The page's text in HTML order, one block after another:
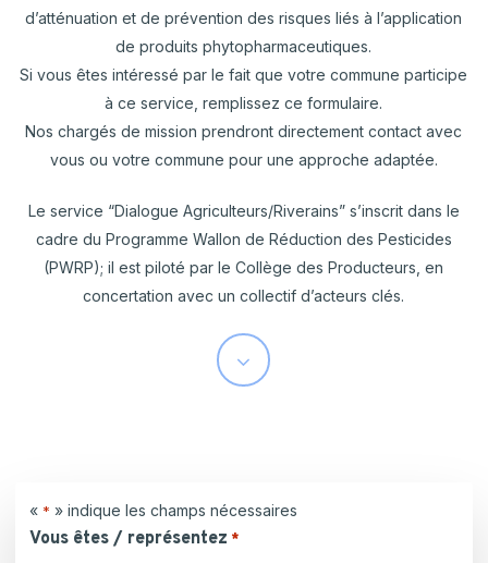
d’atténuation et de prévention des risques liés à l’application
de produits phytopharmaceutiques.
Si vous êtes intéressé par le fait que votre commune participe
à ce service, remplissez ce formulaire.
Nos chargés de mission prendront directement contact avec
vous ou votre commune pour une approche adaptée.
Le service “Dialogue Agriculteurs/Riverains” s’inscrit dans le
cadre du Programme Wallon de Réduction des Pesticides
(PWRP); il est piloté par le Collège des Producteurs, en
concertation avec un collectif d’acteurs clés.
Navigate
next
« * » indique les champs nécessaires
Vous êtes / représentez *